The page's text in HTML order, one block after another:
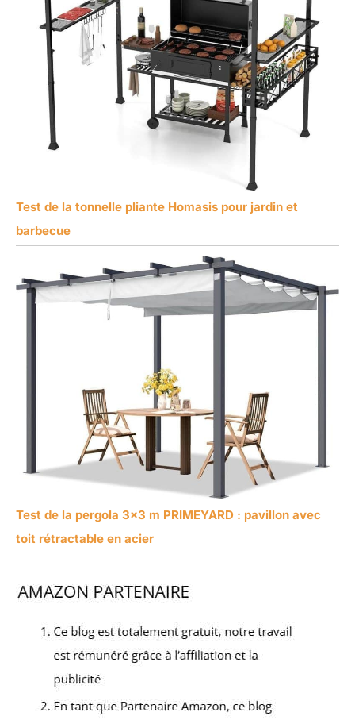
Test de la tonnelle pliante Homasis pour jardin et
barbecue
Test de la pergola 3×3 m PRIMEYARD : pavillon avec
toit rétractable en acier